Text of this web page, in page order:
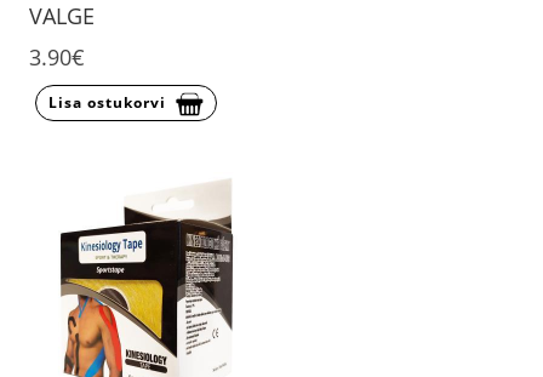
VALGE
3.90€
Lisa ostukorvi